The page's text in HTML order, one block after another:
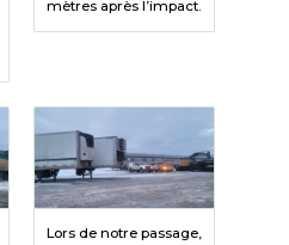
mètres après l’impact.
Lors de notre passage,